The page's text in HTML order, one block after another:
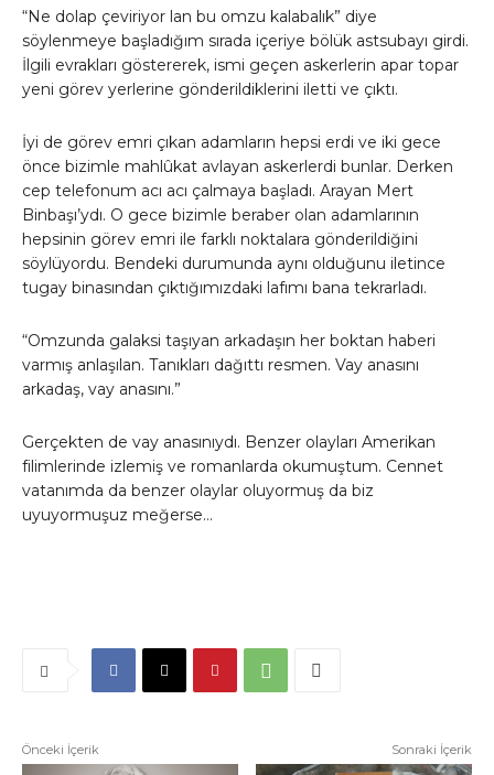
“Ne dolap çeviriyor lan bu omzu kalabalık” diye
söylenmeye başladığım sırada içeriye bölük astsubayı girdi.
İlgili evrakları göstererek, ismi geçen askerlerin apar topar
yeni görev yerlerine gönderildiklerini iletti ve çıktı.
İyi de görev emri çıkan adamların hepsi erdi ve iki gece
önce bizimle mahlûkat avlayan askerlerdi bunlar. Derken
cep telefonum acı acı çalmaya başladı. Arayan Mert
Binbaşı’ydı. O gece bizimle beraber olan adamlarının
hepsinin görev emri ile farklı noktalara gönderildiğini
söylüyordu. Bendeki durumunda aynı olduğunu iletince
tugay binasından çıktığımızdaki lafımı bana tekrarladı.
“Omzunda galaksi taşıyan arkadaşın her boktan haberi
varmış anlaşılan. Tanıkları dağıttı resmen. Vay anasını
arkadaş, vay anasını.”
Gerçekten de vay anasınıydı. Benzer olayları Amerikan
filimlerinde izlemiş ve romanlarda okumuştum. Cennet
vatanımda da benzer olaylar oluyormuş da biz
uyuyormuşuz meğerse…
Önceki İçerik Sonraki İçerik